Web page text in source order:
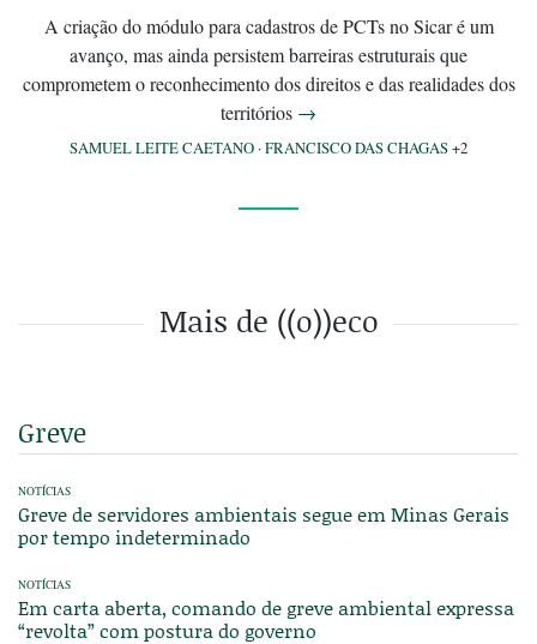
A criação do módulo para cadastros de PCTs no Sicar é um
avanço, mas ainda persistem barreiras estruturais que
comprometem o reconhecimento dos direitos e das realidades dos
territórios →
SAMUEL LEITE CAETANO ·FRANCISCO DAS CHAGAS+2
Mais de ((o))eco
Greve
NOTÍCIAS
Greve de servidores ambientais segue em Minas Gerais
por tempo indeterminado
NOTÍCIAS
Em carta aberta, comando de greve ambiental expressa
“revolta” com postura do governo